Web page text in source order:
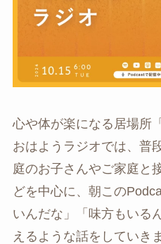
心や体が楽になる居場所
おはようラジオでは、普
庭のお子さんやご家庭と
どを中心に、朝この
いんだな」「味方もいる
えるような話をしていき